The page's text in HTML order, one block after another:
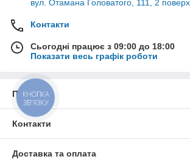
вул. Отамана Головатого, 111, 2
Контакти
Сьогодні працює з 09:00 до 18:00
Показати весь графік роботи
Про нас
Контакти
Доставка та оплата
КНОПКА
ЗВ'ЯЗКУ